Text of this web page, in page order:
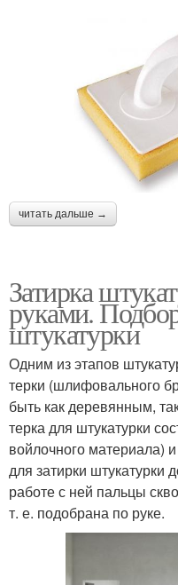
читать дальше →
Затирка
руками.
штукатурки
Одним из этапов
терки (шлифовального
быть как деревянным,
терка для штукатурки
войлочного материала)
для затирки штукатурки
работе с ней пальцы
т. е. подобрана по руке.